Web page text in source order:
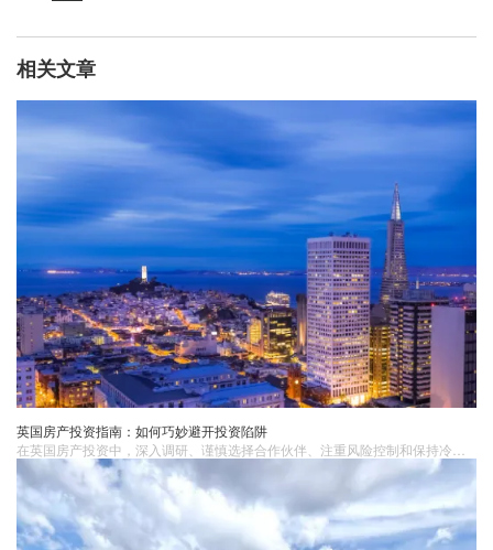
相关文章
英国房产投资指南：如何巧妙避开投资陷阱